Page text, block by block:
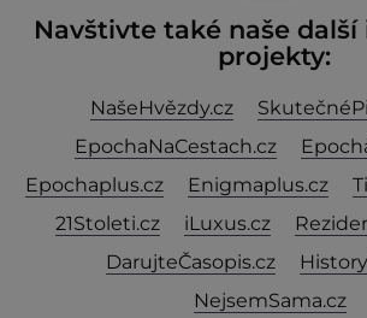
Navštivte také naše
projekty:
NašeHvězdy.cz
EpochaNaCestach.cz
Epochaplus.cz
Enigmaplus.cz
21Stoleti.cz
iLuxus.cz
DarujteČasopis.cz
NejsemSama.cz